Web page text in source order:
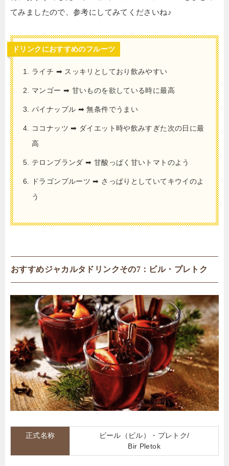
てみましたので、参考にしてみてくださいね♪
ドリンクにおすすめのフルーツ
ライチ ➡︎ スッキリとしており飲みやすい
マンゴー ➡︎ 甘いものを欲している時に最高
パイナップル ➡︎ 無条件でうまい
ココナッツ ➡︎ ダイエット時や飲みすぎた次の日に最
高
テロンブランダ ➡︎ 甘酸っぱく甘いトマトのよう
ドラゴンプルーツ ➡︎ さっぱりとしていてキウイのよ
う
おすすめジャカルタドリンクその7：ビル・プレトク
正式名称
ビール（ビル）・プレトク/
Bir Pletok